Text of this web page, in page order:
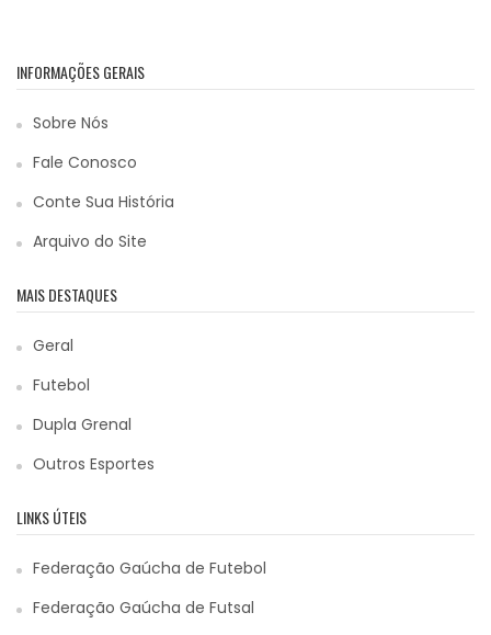
INFORMAÇÕES GERAIS
Sobre Nós
Fale Conosco
Conte Sua História
Arquivo do Site
MAIS DESTAQUES
Geral
Futebol
Dupla Grenal
Outros Esportes
LINKS ÚTEIS
Federação Gaúcha de Futebol
Federação Gaúcha de Futsal